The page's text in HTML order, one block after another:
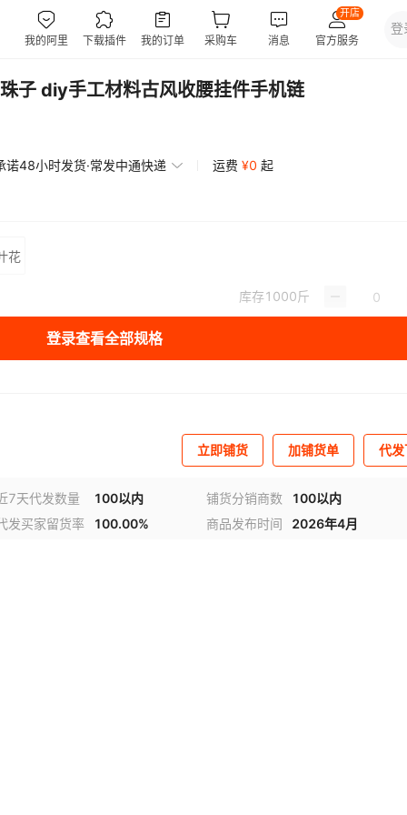
子 diy手工材料古风收腰挂件手机链
诺48小时发货·常发中通快递 运费 ¥0 起
花
库存1000斤
登录查看全部规格
立即铺货 加铺货单 代
7天代发数量 100以内 铺货分销商数
100以内
发买家留货率
100.00% 商品发布时间 2026年4月